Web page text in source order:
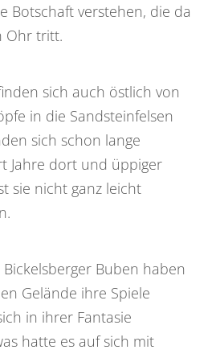
Botschaft verstehen, die da
Ohr tritt.
sich auch östlich von
in die Sandsteinfelsen
sich schon lange
Jahre dort und üppiger
sie nicht ganz leicht
Buben haben
Gelände ihre Spiele
in ihrer Fantasie
hatte es auf sich mit